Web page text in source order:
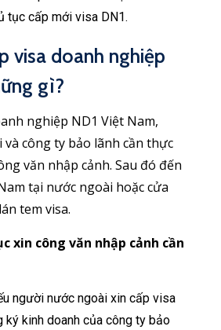
tục cấp mới visa DN1.
visa doanh nghiệp
gì?
nghiệp ND1 Việt Nam,
công ty bảo lãnh cần thực
văn nhập cảnh. Sau đó đến
tại nước ngoài hoặc cửa
tem visa.
xin công văn nhập cảnh cần
người nước ngoài xin cấp visa
ký kinh doanh của công ty bảo